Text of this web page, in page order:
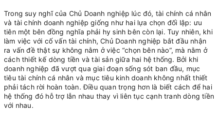
Trong suy nghĩ của Chủ Doanh nghiệp lúc đó, tài chính cá nhân
và tài chính doanh nghiệp giống như hai lựa chọn đối lập: ưu
tiên một bên đồng nghĩa phải hy sinh bên còn lại. Tuy nhiên, khi
làm việc với cố vấn tài chính, Chủ Doanh nghiệp bắt đầu nhận
ra vấn đề thật sự không nằm ở việc “chọn bên nào”, mà nằm ở
cách thiết kế dòng tiền và tài sản giữa hai hệ thống. Bởi khi
doanh nghiệp đã vượt qua giai đoạn sống sót ban đầu, mục
tiêu tài chính cá nhân và mục tiêu kinh doanh không nhất thiết
phải tách rời hoàn toàn. Điều quan trọng hơn là biết cách để hai
hệ thống đó hỗ trợ lẫn nhau thay vì liên tục cạnh tranh dòng tiền
với nhau.